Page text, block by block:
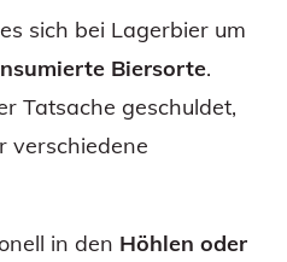
sich bei Lagerbier um
Biersorte.
Tatsache geschuldet,
verschiedene
in den Höhlen oder